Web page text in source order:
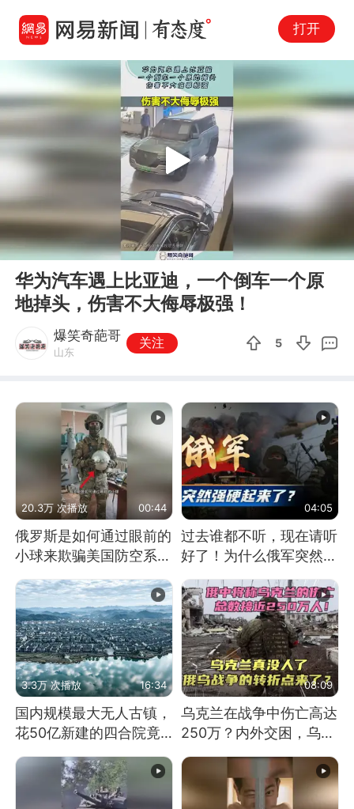
打开
00:00 00:11
Play
华为汽车遇上比亚迪，一个倒车一个原
地掉头，伤害不大侮辱极强！
爆笑奇葩哥
山东
关注 5
20.3万 次播放 00:44
俄罗斯是如何通过眼前的
小球来欺骗美国防空系统
的
04:05
过去谁都不听，现在请听
好了！为什么俄军突然强
硬起来了？
3.3万 次播放 16:34
国内规模最大无人古镇，
花50亿新建的四合院竟
08:09
乌克兰在战争中伤亡高达
250万？内外交困，乌克